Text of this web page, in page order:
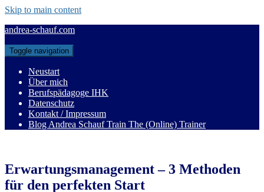
Skip to main content
andrea-schauf.com
Toggle navigation
Neustart
Über mich
Berufspädagoge IHK
Datenschutz
Kontakt / Impressum
Blog Andrea Schauf Train The (Online) Trainer
Erwartungsmanagement – 3 Methoden
für den perfekten Start